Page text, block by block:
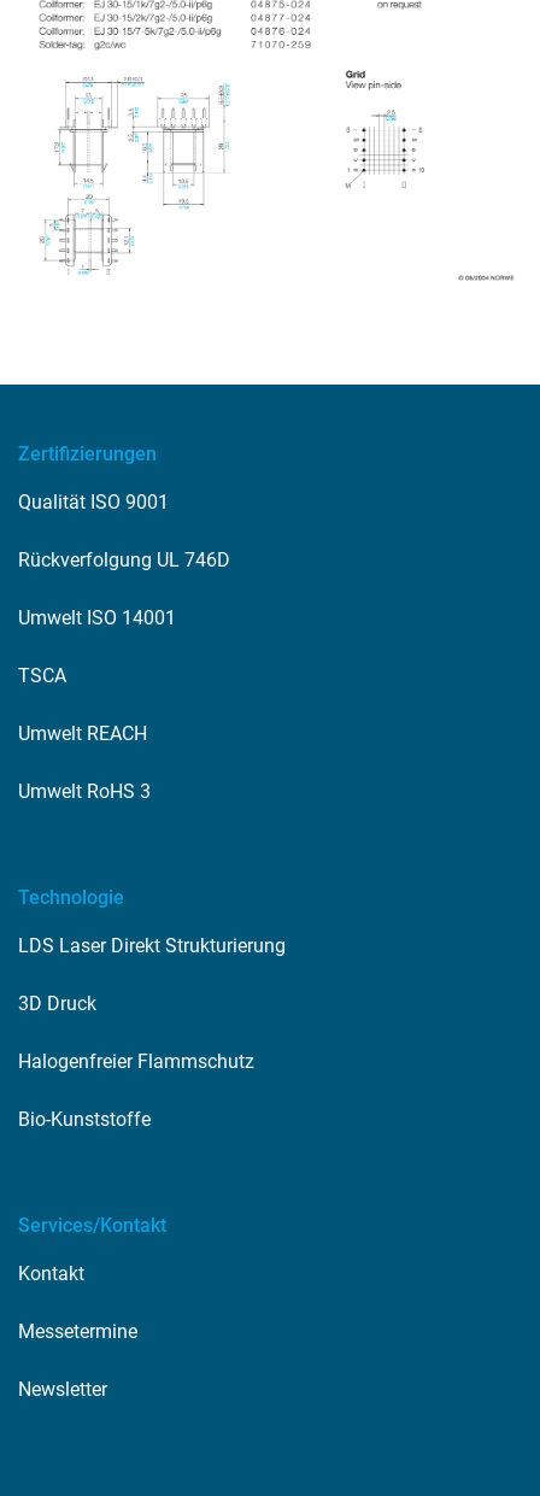
Zertifizierungen
Qualität ISO 9001
Rückverfolgung UL 746D
Umwelt ISO 14001
TSCA
Umwelt REACH
Umwelt RoHS 3
Technologie
LDS Laser Direkt Strukturierung
3D Druck
Halogenfreier Flammschutz
Bio-Kunststoffe
Services/Kontakt
Kontakt
Messetermine
Newsletter